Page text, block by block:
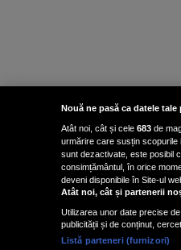
Nouă ne pasă ca datele
Atât noi, cât și cele 683 de
urmărire care susțin scopurile
sunt dezactivate, este posibil
consimțământul, în orice
deveni disponibile în Site-ul
Atât noi, cât și partenerii
Utilizarea unor date precise
publicității și de conținut,
Listă parteneri (furnizori)